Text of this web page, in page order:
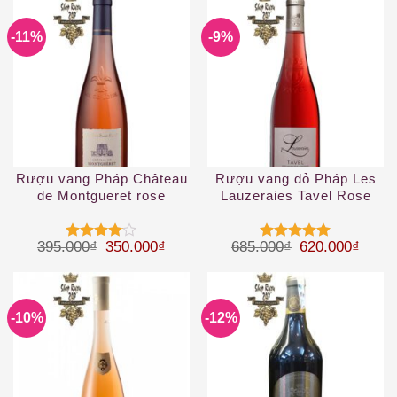
-11%
Rượu vang Pháp Château
de Montgueret rose
Được
45 sao
395.000₫ Giá gốc là: 395.000₫.
350.000₫ Giá hiện tại là: 350.000₫.
-9%
Rượu vang đỏ Pháp Les
Lauzeraies Tavel Rose
Được xếp
sao
685.000₫ Giá gốc là:
620.000₫
-10% -12%